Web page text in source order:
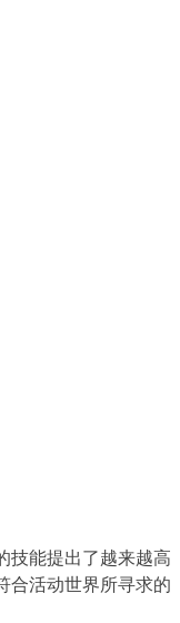
技能提出了越来越高
合活动世界所寻求的